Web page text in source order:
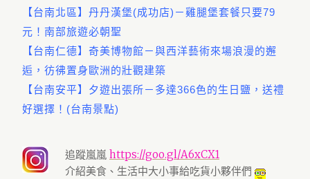
【台南北區】丹丹漢堡(成功店)－雞腿堡套餐只要79
元！南部旅遊必朝聖
【台南仁德】奇美博物館－與西洋藝術來場浪漫的邂
逅，彷彿置身歐洲的壯觀建築
【台南安平】夕遊出張所－多達366色的生日鹽，送禮
好選擇！(台南景點)
追蹤嵐嵐 https://goo.gl/A6xCX1
介紹美食、生活中大小事給吃貨小夥伴們